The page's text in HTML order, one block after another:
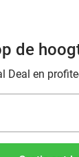
de
Deal en